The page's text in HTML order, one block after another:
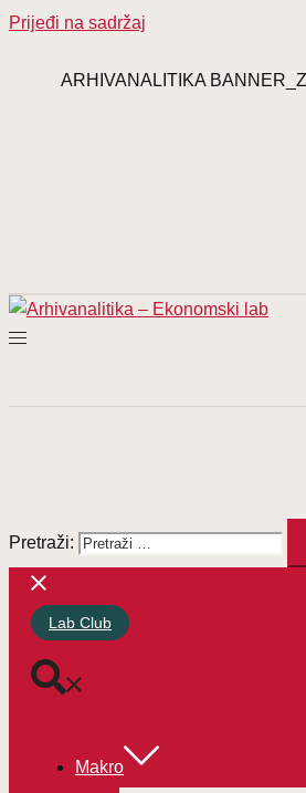
Prijeđi na sadržaj
ARHIVANALITIKA
Bon.hr za Ekonomski
Pretraži:
Lab Club
Makro